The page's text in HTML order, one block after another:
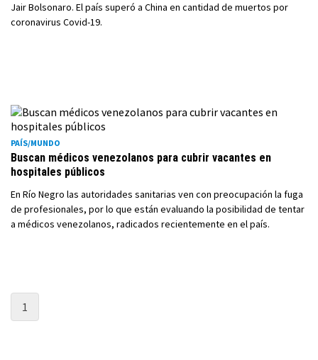
Jair Bolsonaro. El país superó a China en cantidad de muertos por
coronavirus Covid-19.
PAÍS/MUNDO
Buscan médicos venezolanos para cubrir vacantes en
hospitales públicos
En Río Negro las autoridades sanitarias ven con preocupación la fuga
de profesionales, por lo que están evaluando la posibilidad de tentar
a médicos venezolanos, radicados recientemente en el país.
1